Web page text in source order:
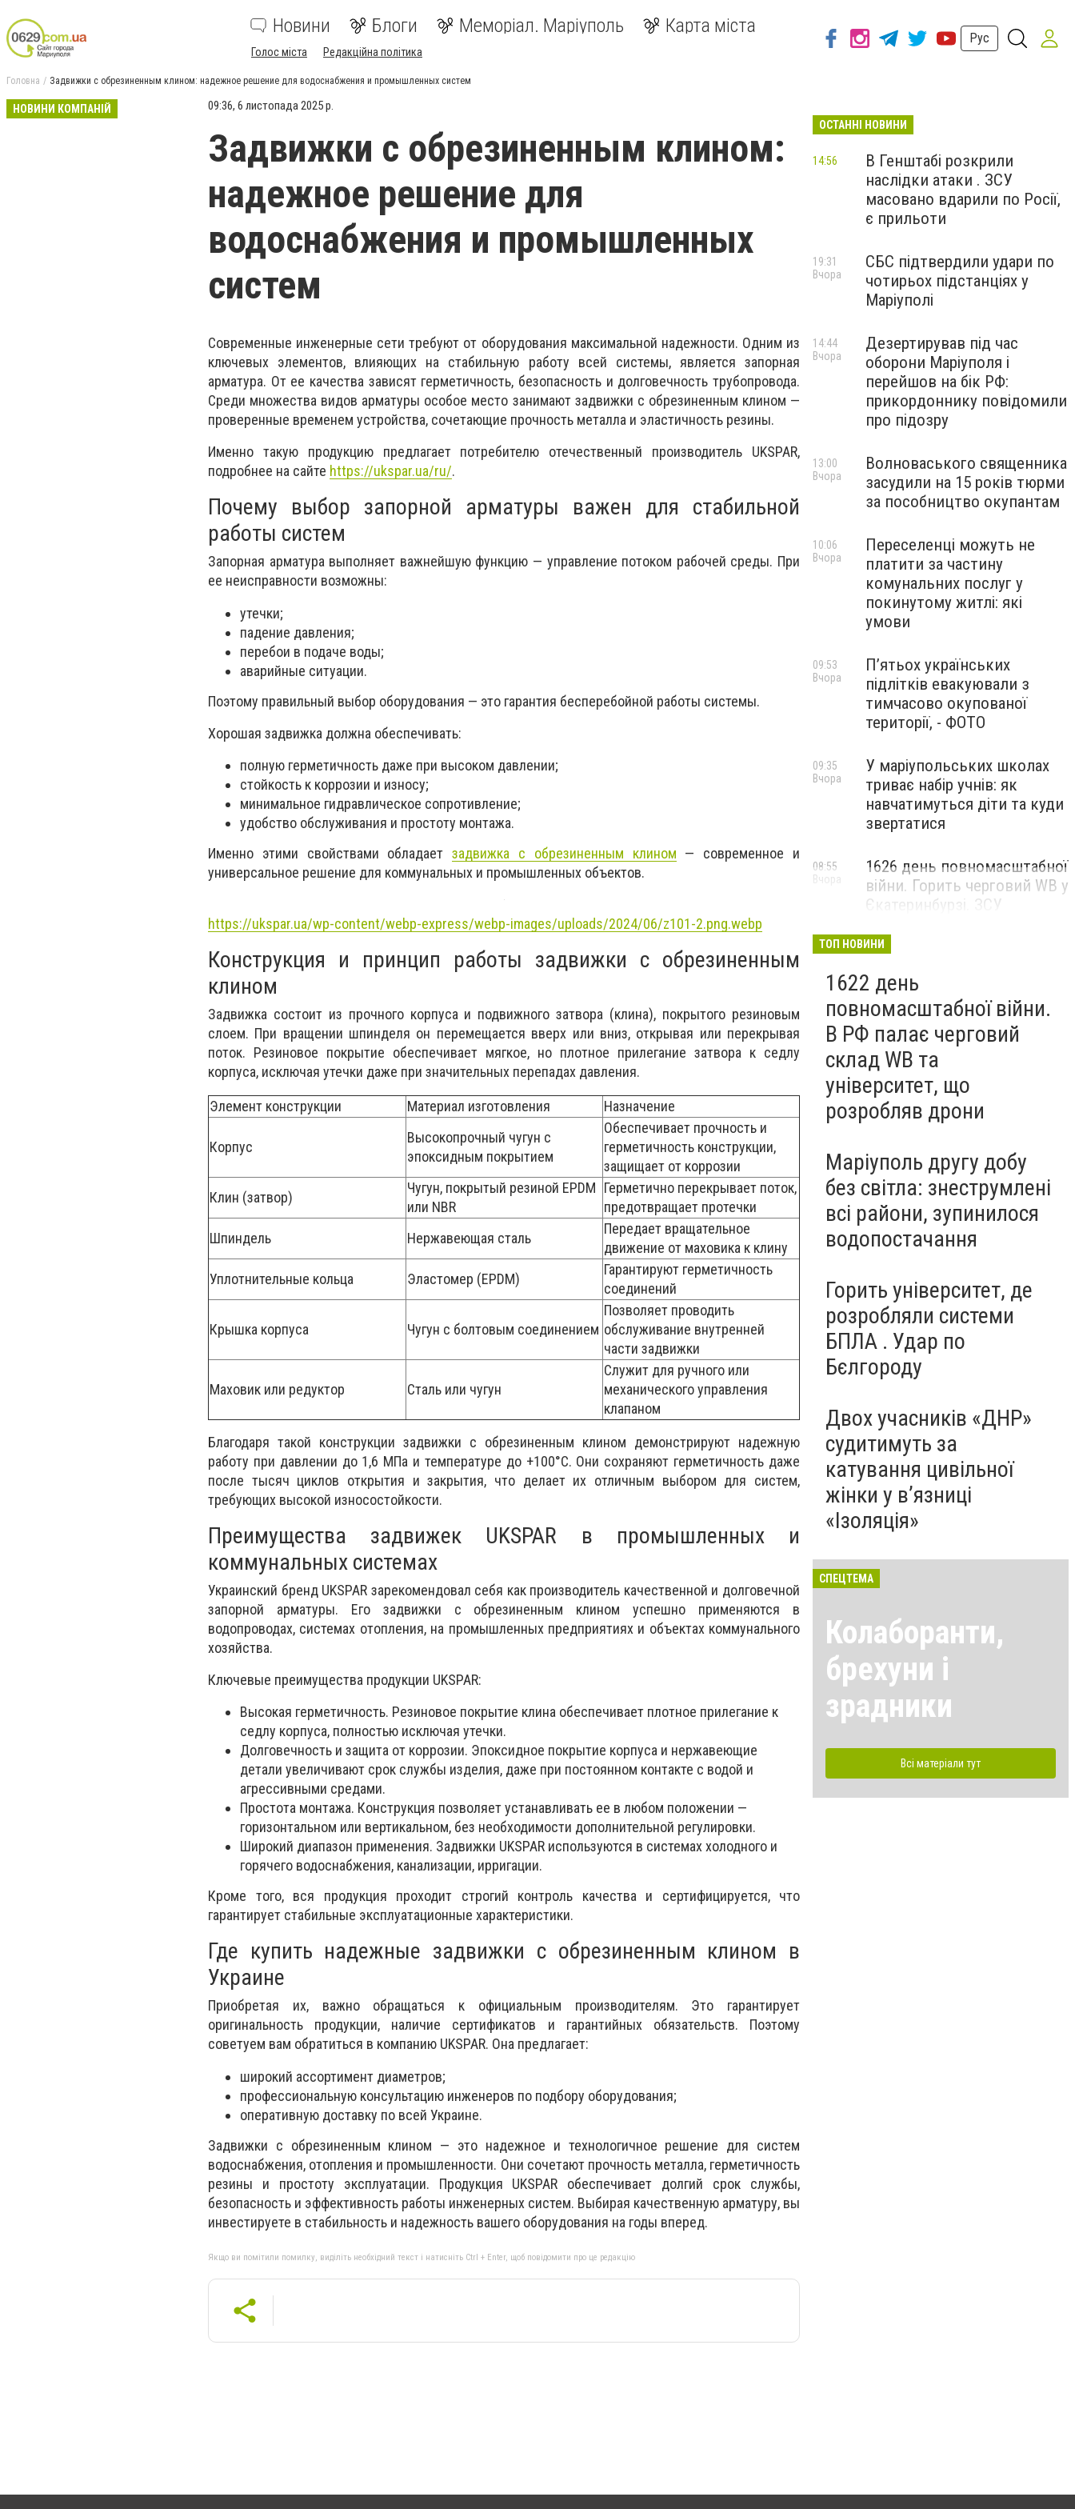
Новини Блоги Меморіал. Маріуполь Карта міста
Голос міста Редакційна політика
Рус
Головна Задвижки с обрезиненным клином: надежное решение для водоснабжения и промышленных систем
НОВИНИ КОМПАНІЙ 09:36, 6 листопада 2025 р.
Задвижки с обрезиненным клином:
надежное решение для
водоснабжения и промышленных
систем
Современные инженерные сети требуют от оборудования максимальной надежности. Одним из
ключевых элементов, влияющих на стабильную работу всей системы, является запорная
арматура. От ее качества зависят герметичность, безопасность и долговечность трубопровода.
Среди множества видов арматуры особое место занимают задвижки с обрезиненным клином —
проверенные временем устройства, сочетающие прочность металла и эластичность резины.
Именно такую продукцию предлагает потребителю отечественный производитель UKSPAR,
подробнее на сайте https://ukspar.ua/ru/.
Почему выбор запорной арматуры важен для стабильной
работы систем
Запорная арматура выполняет важнейшую функцию — управление потоком рабочей среды. При
ее неисправности возможны:
утечки;
падение давления;
перебои в подаче воды;
аварийные ситуации.
Поэтому правильный выбор оборудования — это гарантия бесперебойной работы системы.
Хорошая задвижка должна обеспечивать:
полную герметичность даже при высоком давлении;
стойкость к коррозии и износу;
минимальное гидравлическое сопротивление;
удобство обслуживания и простоту монтажа.
Именно этими свойствами обладаетзадвижка с обрезиненным клином — современное и
универсальное решение для коммунальных и промышленных объектов.
https://ukspar.ua/wp-content/webp-express/webp-images/uploads/2024/06/z101-2.png.webp
Конструкция и принцип работы задвижки с обрезиненным
клином
Задвижка состоит из прочного корпуса и подвижного затвора (клина), покрытого резиновым
слоем. При вращении шпинделя он перемещается вверх или вниз, открывая или перекрывая
поток. Резиновое покрытие обеспечивает мягкое, но плотное прилегание затвора к седлу
корпуса, исключая утечки даже при значительных перепадах давления.
Элемент конструкции Материал изготовления Назначение
Корпус
Высокопрочный чугун с
эпоксидным покрытием
Обеспечивает прочность и
герметичность конструкции,
защищает от коррозии
Клин (затвор)
Чугун, покрытый резиной EPDM
или NBR
Герметично перекрывает поток,
предотвращает протечки
Шпиндель
Нержавеющая сталь
Передает вращательное
движение от маховика к клину
Уплотнительные кольца
Эластомер (EPDM)
Гарантируют герметичность
соединений
Крышка корпуса Чугун с болтовым соединением
Позволяет проводить
обслуживание внутренней
части задвижки
Маховик или редуктор Сталь или чугун
Служит для ручного или
механического управления
клапаном
Благодаря такой конструкции задвижки с обрезиненным клином демонстрируют надежную
работу при давлении до 1,6 МПа и температуре до +100°C. Они сохраняют герметичность даже
после тысяч циклов открытия и закрытия, что делает их отличным выбором для систем,
требующих высокой износостойкости.
Преимущества задвижек UKSPAR в промышленных и
коммунальных системах
Украинский бренд UKSPAR зарекомендовал себя как производитель качественной и долговечной
запорной арматуры. Его задвижки с обрезиненным клином успешно применяются в
водопроводах, системах отопления, на промышленных предприятиях и объектах коммунального
хозяйства.
Ключевые преимущества продукции UKSPAR:
Высокая герметичность. Резиновое покрытие клина обеспечивает плотное прилегание к
седлу корпуса, полностью исключая утечки.
Долговечность и защита от коррозии. Эпоксидное покрытие корпуса и нержавеющие
детали увеличивают срок службы изделия, даже при постоянном контакте с водой и
агрессивными средами.
Простота монтажа. Конструкция позволяет устанавливать ее в любом положении —
горизонтальном или вертикальном, без необходимости дополнительной регулировки.
Широкий диапазон применения. Задвижки UKSPAR используются в системах холодного и
горячего водоснабжения, канализации, ирригации.
Кроме того, вся продукция проходит строгий контроль качества и сертифицируется, что
гарантирует стабильные эксплуатационные характеристики.
Где купить надежные задвижки с обрезиненным клином в
Украине
Приобретая их, важно обращаться к официальным производителям. Это гарантирует
оригинальность продукции, наличие сертификатов и гарантийных обязательств. Поэтому
советуем вам обратиться в компанию UKSPAR. Она предлагает:
широкий ассортимент диаметров;
профессиональную консультацию инженеров по подбору оборудования;
оперативную доставку по всей Украине.
Задвижки с обрезиненным клином — это надежное и технологичное решение для систем
водоснабжения, отопления и промышленности. Они сочетают прочность металла, герметичность
резины и простоту эксплуатации. Продукция UKSPAR обеспечивает долгий срок службы,
безопасность и эффективность работы инженерных систем. Выбирая качественную арматуру, вы
инвестируете в стабильность и надежность вашего оборудования на годы вперед.
Якщо ви помітили помилку, виділіть необхідний текст і натисніть Ctrl + Enter, щоб повідомити про це редакцію
ОСТАННІ НОВИНИ
В Генштабі розкрили
наслідки атаки . ЗСУ
масовано вдарили по Росії,
є прильоти
14:56
СБС підтвердили удари по
чотирьох підстанціях у
Маріуполі
19:31
Вчора
Дезертирував під час
оборони Маріуполя і
перейшов на бік РФ:
прикордоннику повідомили
про підозру
14:44
Вчора
Волноваського священника
засудили на 15 років тюрми
за пособництво окупантам
13:00
Вчора
Переселенці можуть не
платити за частину
комунальних послуг у
покинутому житлі: які
умови
10:06
Вчора
П’ятьох українських
підлітків евакуювали з
тимчасово окупованої
території, - ФОТО
09:53
Вчора
У маріупольських школах
триває набір учнів: як
навчатимуться діти та куди
звертатися
09:35
Вчора
1626 день повномасштабної
війни. Горить черговий WB у
Єкатеринбурзі. ЗСУ
Маріуполі
08:55
Вчора
ТОП НОВИНИ
1622 день
повномасштабної війни.
В РФ палає черговий
склад WB та
університет, що
розробляв дрони
Маріуполь другу добу
без світла: знеструмлені
всі райони, зупинилося
водопостачання
Горить університет, де
розробляли системи
БПЛА . Удар по
Бєлгороду
Двох учасників «ДНР»
судитимуть за
катування цивільної
жінки у в’язниці
«Ізоляція»
СПЕЦТЕМА
Колаборанти,
брехуни і
зрадники
Всі матеріали тут